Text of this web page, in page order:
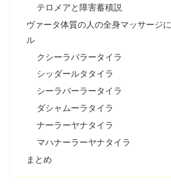
テロメアと障害蓄積説
ヴァータ体質の人の全身マッサージ
ル
クシーラバラータイラ
シッダールタタイラ
シーラバーラータイラ
ダシャムーラタイラ
ナーラーヤナタイラ
マハナーラーヤナタイラ
まとめ